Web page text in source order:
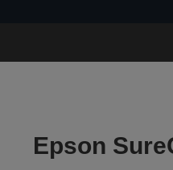
Epson